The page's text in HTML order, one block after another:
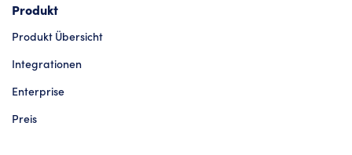
Produkt
Produkt Übersicht
Integrationen
Enterprise
Preis